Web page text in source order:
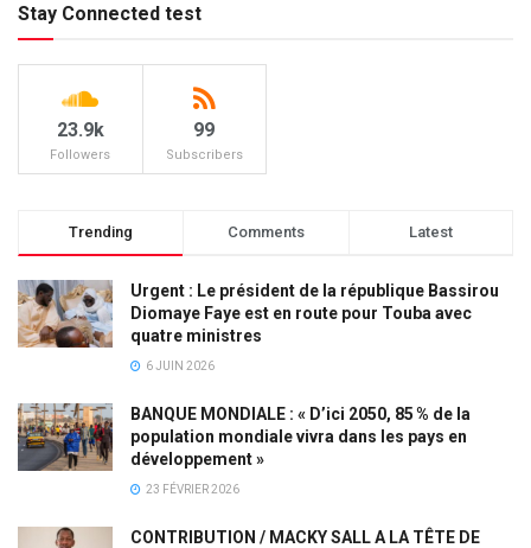
Stay Connected test
23.9k
Followers
99
Subscribers
Trending Comments Latest
Urgent : Le président de la république Bassirou
Diomaye Faye est en route pour Touba avec
quatre ministres
6 JUIN 2026
BANQUE MONDIALE : « D’ici 2050, 85 % de la
population mondiale vivra dans les pays en
développement »
23 FÉVRIER 2026
CONTRIBUTION / MACKY SALL A LA TÊTE DE